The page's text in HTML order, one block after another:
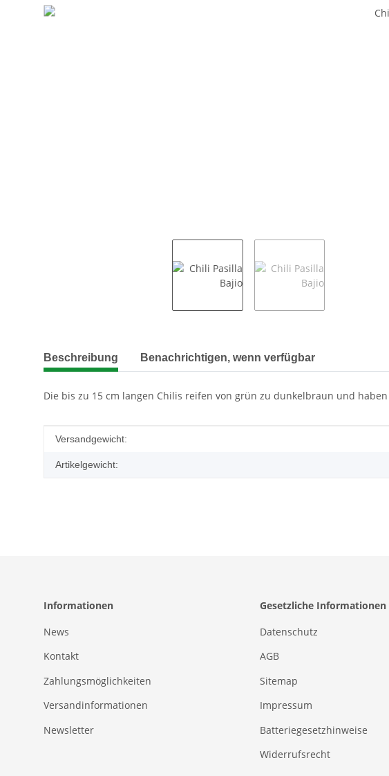
weitere Registerkarten anzeigen
Beschreibung Benachrichtigen, wenn verfügbar
Die bis zu 15 cm langen Chilis reifen von grün zu dunkelbraun und
Produkteigenschaft
Wert
Versandgewicht:
Artikelgewicht:
Informationen
News
Kontakt
Zahlungsmöglichkeiten
Versandinformationen
Newsletter
Gesetzliche Informationen
Datenschutz
AGB
Sitemap
Impressum
Batteriegesetzhinweise
Widerrufsrecht